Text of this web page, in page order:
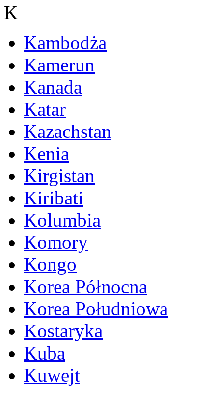
K
Kambodża
Kamerun
Kanada
Katar
Kazachstan
Kenia
Kirgistan
Kiribati
Kolumbia
Komory
Kongo
Korea Północna
Korea Południowa
Kostaryka
Kuba
Kuwejt